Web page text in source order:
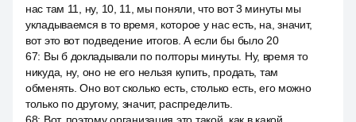
нас там 11, ну, 10, 11, мы поняли, что вот 3 минуты мы
укладываемся в то время, которое у нас есть, на, значит,
вот это вот подведение итогов. А если бы было 20
67: Вы б докладывали по полторы минуты. Ну, время то
никуда, ну, оно не его нельзя купить, продать, там
обменять. Оно вот сколько есть, столько есть, его можно
только по другому, значит, распределить.